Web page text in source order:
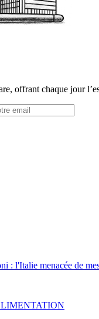
offrant chaque jour
: l'Italie menacée de